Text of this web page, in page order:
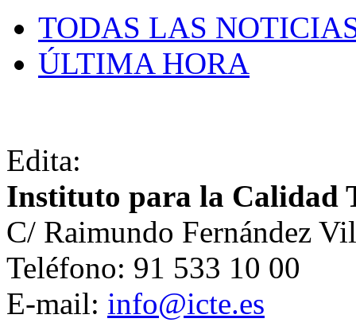
TODAS LAS
ÚLTIMA HORA
Edita:
Instituto para la Calidad
C/ Raimundo Fernández
Teléfono: 91 533 10 00
E-mail: info@icte.es